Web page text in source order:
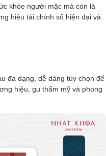
khỏe người mặc mà còn là
hiệu tài chính số hiện đại và
đa dạng, dễ dàng tùy chọn để
hiệu, gu thẩm mỹ và phong